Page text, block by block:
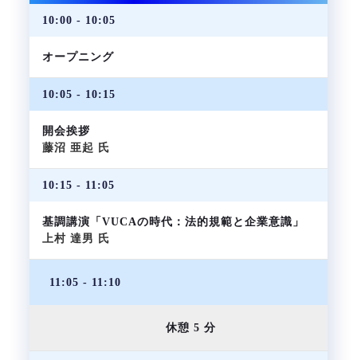
10:00 - 10:05
オープニング
10:05 - 10:15
開会挨拶
藤沼 亜起 氏
10:15 - 11:05
基調講演「VUCAの時代：法的規範と企業意識」
上村 達男 氏
11:05 - 11:10
休憩 5 分